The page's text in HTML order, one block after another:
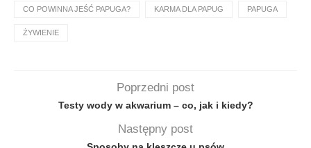
CO POWINNA JEŚĆ PAPUGA? KARMA DLA PAPUG PAPUGA
ŻYWIENIE
Poprzedni post
Testy wody w akwarium – co, jak i kiedy?
Następny post